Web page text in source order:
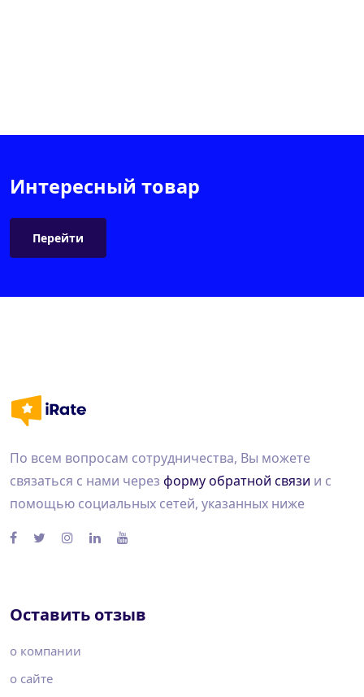
Интересный товар
Перейти
По всем вопросам сотрудничества, Вы можете
связаться с нами через форму обратной связи и с
помощью социальных сетей, указанных ниже
Оставить отзыв
о компании
о сайте